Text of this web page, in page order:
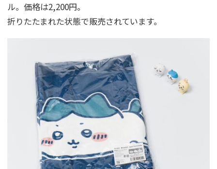
ル。価格は2,200円。
折りたたまれた状態で販売されています。